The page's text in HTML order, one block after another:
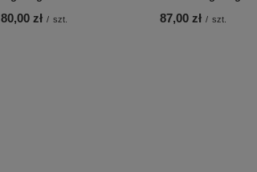
80,00 zł / szt. 87,00 zł / szt.